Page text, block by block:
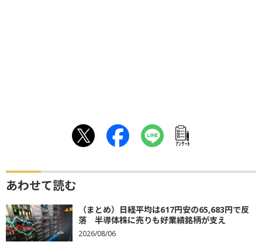
ｱﾝｹｰﾄ
あわせて読む
（まとめ）日経平均は617円安の65,683円で反
落 半導体株に売りも好業績銘柄が支え
2026/08/06